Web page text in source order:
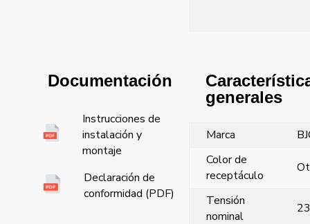
Documentación
Instrucciones de
instalación y
montaje
Declaración de
conformidad (PDF)
generales
Marca
Color de
receptáculo
Tensión
nominal